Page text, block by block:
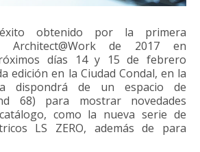
obtenido por la primera
Architect@Work de 2017 en
días 14 y 15 de febrero
edición en la Ciudad Condal, en la
dispondrá de un espacio de
68) para mostrar novedades
como la nueva serie de
LS ZERO, además de para